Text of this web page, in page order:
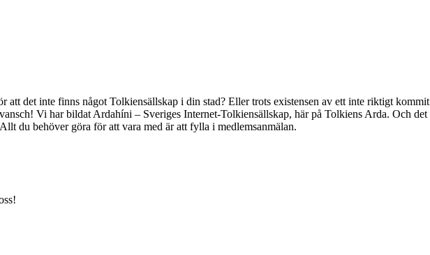
att det inte finns något Tolkiensällskap i din stad? Eller trots existensen av ett inte riktigt kommit
Vi har bildat Ardahíni – Sveriges Internet-Tolkiensällskap, här på Tolkiens Arda. Och det
du behöver göra för att vara med är att fylla i medlemsanmälan.